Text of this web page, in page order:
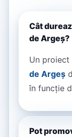
Cât
de Argeș?
Un
de Argeș
în funcție
Pot